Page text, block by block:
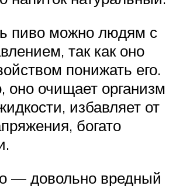
пиво можно людям с
так как оно
понижать его.
оно очищает организм
избавляет от
богато
— довольно вредный